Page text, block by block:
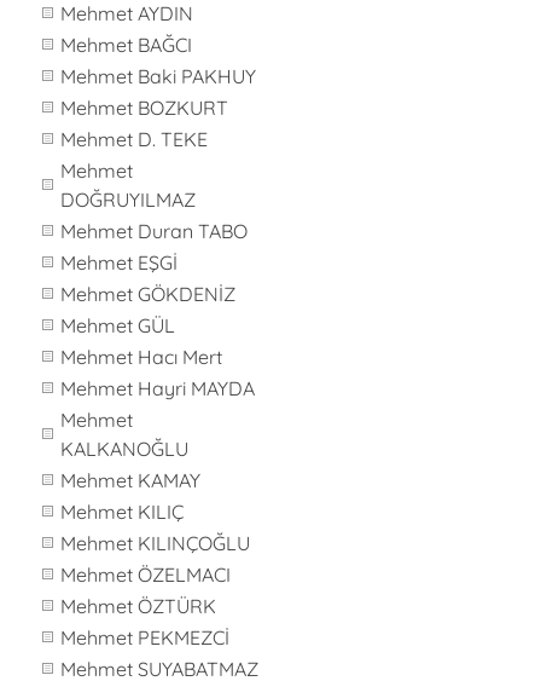
Mehmet AYDIN
Mehmet BAĞCI
Mehmet Baki PAKHUY
Mehmet BOZKURT
Mehmet D. TEKE
Mehmet
DOĞRUYILMAZ
Mehmet Duran TABO
Mehmet EŞGİ
Mehmet GÖKDENİZ
Mehmet GÜL
Mehmet Hacı Mert
Mehmet Hayri MAYDA
Mehmet
KALKANOĞLU
Mehmet KAMAY
Mehmet KILIÇ
Mehmet KILINÇOĞLU
Mehmet ÖZELMACI
Mehmet ÖZTÜRK
Mehmet PEKMEZCİ
Mehmet SUYABATMAZ